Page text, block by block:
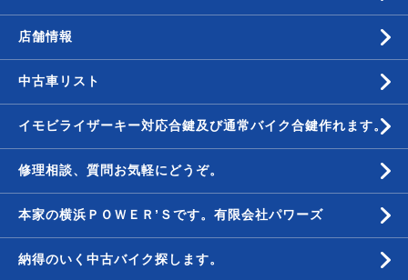
店舗情報
中古車リスト
イモビライザーキー対応合鍵及び通常バイク合鍵作れます。
修理相談、質問お気軽にどうぞ。
本家の横浜ＰＯＷＥＲ’Ｓです。有限会社パワーズ
納得のいく中古バイク探します。